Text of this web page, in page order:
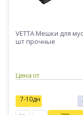
VETTA Мешки для
шт прочные
Цена от
7-10дн